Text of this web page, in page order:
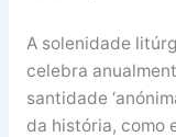
A solenidade
celebra
santidade
da história, como